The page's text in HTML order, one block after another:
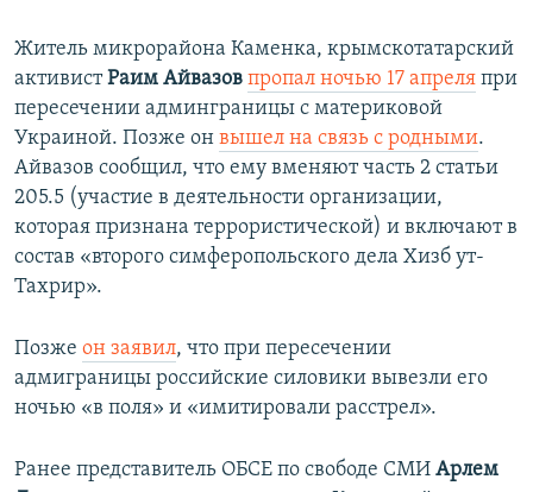
Житель микрорайона Каменка, крымскотатарский
активистРаим Айвазов пропал ночью 17 апреля при
пересечении админграницы с материковой
Украиной. Позже он вышел на связь с родными.
Айвазов сообщил, что ему вменяют часть 2 статьи
205.5 (участие в деятельности организации,
которая признана террористической) и включают в
состав «второго симферопольского дела Хизб ут-
Тахрир».
Позже он заявил, что при пересечении
адмиграницы российские силовики вывезли его
ночью «в поля» и «имитировали расстрел».
Ранее представитель ОБСЕ по свободе СМИ Арлем